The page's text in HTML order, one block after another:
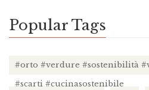
Popular Tags
#orto #verdure #sostenibilità
#scarti #cucinasostenibile